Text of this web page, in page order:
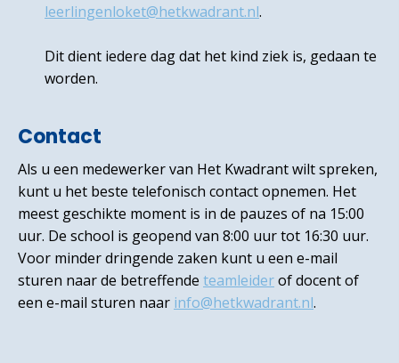
leerlingenloket@hetkwadrant.nl.
Dit dient iedere dag dat het kind ziek is, gedaan te
worden.
Contact
Als u een medewerker van Het Kwadrant wilt spreken,
kunt u het beste telefonisch contact opnemen. Het
meest geschikte moment is in de pauzes of na 15:00
uur. De school is geopend van 8:00 uur tot 16:30 uur.
Voor minder dringende zaken kunt u een e-mail
sturen naar de betreffende teamleiderof docent of
een e-mail sturen naar info@hetkwadrant.nl.